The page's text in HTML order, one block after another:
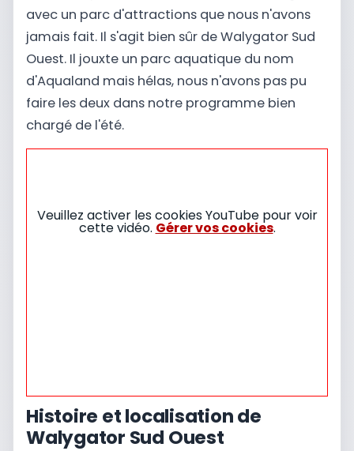
avec un parc d'attractions que nous n'avons
jamais fait. Il s'agit bien sûr de Walygator Sud
Ouest. Il jouxte un parc aquatique du nom
d'Aqualand mais hélas, nous n'avons pas pu
faire les deux dans notre programme bien
chargé de l'été.
Veuillez activer les cookies YouTube pour voir
cette vidéo. Gérer vos cookies.
Histoire et localisation de
Walygator Sud Ouest